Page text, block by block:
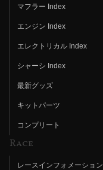
マフラー Index
エンジン Index
エレクトリカル Index
シャーシ Index
最新グッズ
キットパーツ
コンプリート
Race
レースインフォメーション